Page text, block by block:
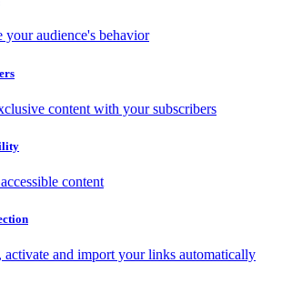
your audience's behavior
content with your subscribers
content
activate and import your links automatically